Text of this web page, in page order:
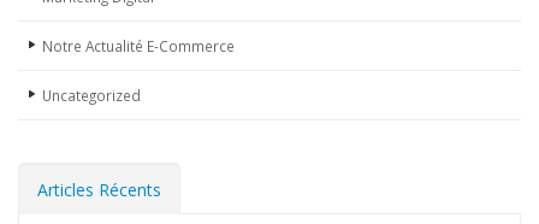
Notre Actualité E-Commerce
Uncategorized
Articles Récents